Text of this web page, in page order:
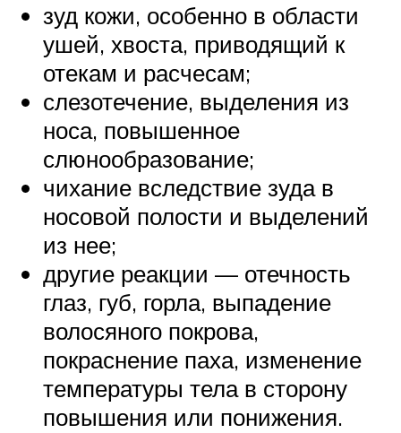
зуд кожи, особенно в области
ушей, хвоста, приводящий к
отекам и расчесам;
слезотечение, выделения из
носа, повышенное
слюнообразование;
чихание вследствие зуда в
носовой полости и выделений
из нее;
другие реакции — отечность
глаз, губ, горла, выпадение
волосяного покрова,
покраснение паха, изменение
температуры тела в сторону
повышения или понижения.